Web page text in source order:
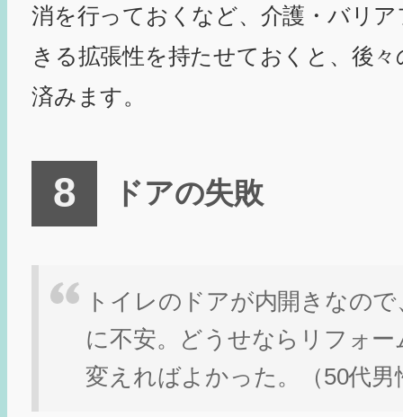
消を行っておくなど、介護・バリ
きる拡張性を持たせておくと、後
済みます。
ドアの失敗
トイレのドアが内開きなの
に不安。どうせならリフォ
変えればよかった。（50代男